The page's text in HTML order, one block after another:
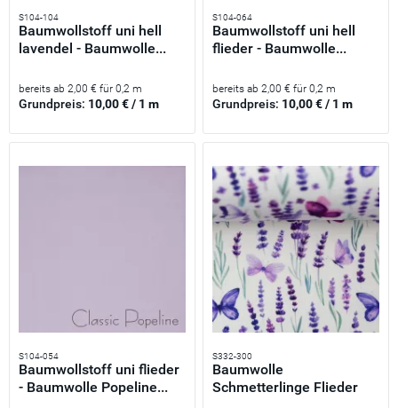
S104-104
Baumwollstoff uni hell
lavendel - Baumwolle...
bereits ab 2,00 € für 0,2 m
Grundpreis: 10,00 € / 1 m
S104-064
Baumwollstoff uni hell
flieder - Baumwolle...
bereits ab 2,00 € für 0,2 m
Grundpreis: 10,00 € / 1 m
S104-054
Baumwollstoff uni flieder
- Baumwolle Popeline...
S332-300
Baumwolle
Schmetterlinge Flieder